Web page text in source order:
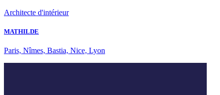
Architecte d'intérieur
MATHILDE
Paris, Nîmes, Bastia, Nice, Lyon